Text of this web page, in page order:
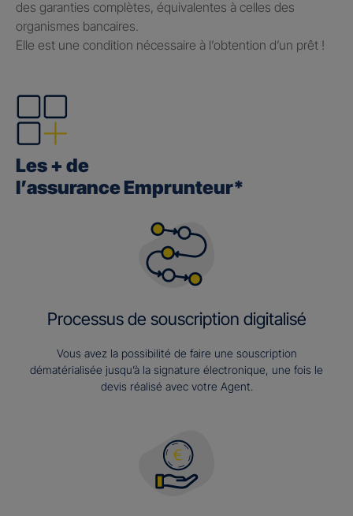
des garanties complètes, équivalentes à celles des
organismes bancaires.
Elle est une condition nécessaire à l’obtention d’un prêt !
Les + de
l’assurance Emprunteur*
Processus de souscription digitalisé
Vous avez la possibilité de faire une souscription
dématérialisée jusqu’à la signature électronique, une fois le
devis réalisé avec votre Agent.